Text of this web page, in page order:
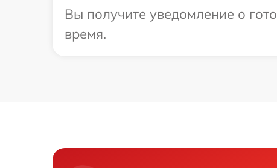
Вы получите уведомление о
время.